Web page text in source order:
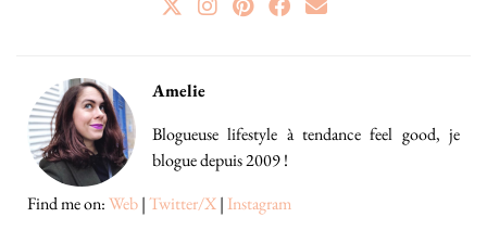
Amelie
Blogueuse lifestyle à tendance feel good, je
blogue depuis 2009 !
Find me on:Web|Twitter/X| Instagram